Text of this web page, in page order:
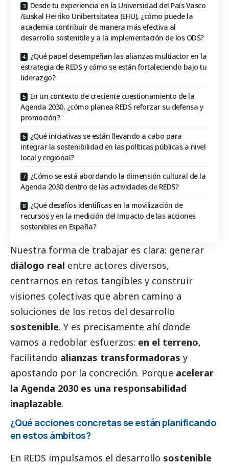
Desde tu experiencia en la Universidad del País Vasco
/Euskal Herriko Unibertsitatea (EHU), ¿cómo puede la
academia contribuir de manera más efectiva al
desarrollo sostenible y a la implementación de los ODS?
¿Qué papel desempeñan las alianzas multiactor en la
estrategia de REDS y cómo se están fortaleciendo bajo tu
liderazgo?
En un contexto de creciente cuestionamiento de la
Agenda 2030, ¿cómo planea REDS reforzar su defensa y
promoción?
¿Qué iniciativas se están llevando a cabo para
integrar la sostenibilidad en las políticas públicas a nivel
local y regional?
¿Cómo se está abordando la dimensión cultural de la
Agenda 2030 dentro de las actividades de REDS?
¿Qué desafíos identificas en la movilización de
recursos y en la medición del impacto de las acciones
sostenibles en España?
Nuestra forma de trabajar es clara: generar
diálogo real entre actores diversos,
centrarnos en retos tangibles y construir
visiones colectivas que abren camino a
soluciones de los retos del desarrollo
sostenible. Y es precisamente ahí donde
vamos a redoblar esfuerzos: en el terreno,
facilitando alianzas transformadoras y
apostando por la concreción. Porque acelerar
la Agenda 2030 es una responsabilidad
inaplazable.
¿Qué acciones concretas se están planificando
en estos ámbitos?
En REDS impulsamos el desarrollo sostenible